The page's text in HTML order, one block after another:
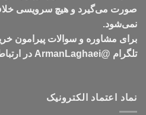
صورت می‌گیرد و هیچ سرویسی خلاف
نمی‌شود.
برای مشاوره و سوالات پیرامون
تلگرام @ArmanLaghaei در ارتباط باشید.
نماد اعتماد الکترونیک